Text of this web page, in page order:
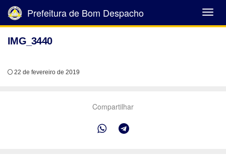
Abrir
Menu
Prefeitura de Bom Despacho
IMG_3440
22 de fevereiro de 2019
Compartilhar